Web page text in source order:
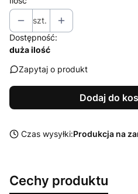
szt.
Dostępność:
duża ilość
Zapytaj o produkt
Dodaj do
Czas wysyłki:Produkcja na
Cechy produktu